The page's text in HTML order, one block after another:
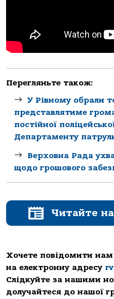
Перегляньте також:
У Рівному обрали
представлятиме
постійної
Департаменту
Верховна Рада
щодо грошового
Читайте
Хочете повідомити
на електронну адресу
Слідкуйте за нашими
долучайтеся до нашої